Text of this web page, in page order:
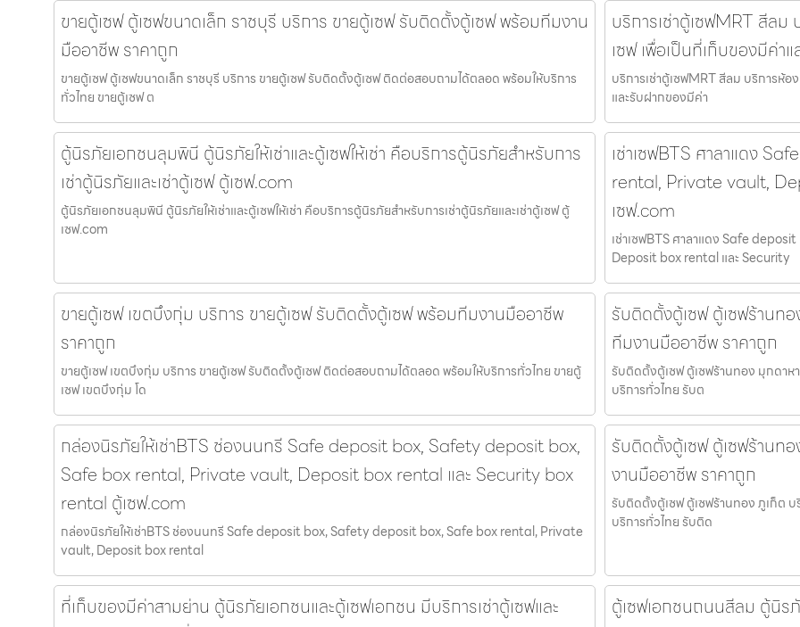
ขายตู้เซฟ ตู้เซฟขนาดเล็ก ราชบุรี บริการ ขายตู้เซฟ รับติดตั้งตู้เซฟ พร้อมทีมงาน
มืออาชีพ ราคาถูก
ขายตู้เซฟ ตู้เซฟขนาดเล็ก ราชบุรี บริการ ขายตู้เซฟ รับติดตั้งตู้เซฟ ติดต่อสอบถามได้ตลอด พร้อมให้บริการ
ทั่วไทย ขายตู้เซฟ ต
บริการเช่าตู้เซฟMRT สีลม
เซฟ เพื่อเป็นที่เก็บของมีค่า
บริการเช่าตู้เซฟMRT สีลม บริการห้
และรับฝากของมีค่า
ตู้นิรภัยเอกชนลุมพินี ตู้นิรภัยให้เช่าและตู้เซฟให้เช่า คือบริการตู้นิรภัยสำหรับการ
เช่าตู้นิรภัยและเช่าตู้เซฟ ตู้เซฟ.com
ตู้นิรภัยเอกชนลุมพินี ตู้นิรภัยให้เช่าและตู้เซฟให้เช่า คือบริการตู้นิรภัยสำหรับการเช่าตู้นิรภัยและเช่าตู้เซฟ ตู้
เซฟ.com
เช่าเซฟBTS ศาลาแดง
rental, Private vault,
เซฟ.com
เช่าเซฟBTS ศาลาแดง Safe
Deposit box rental และ Security
ขายตู้เซฟ เขตบึงกุ่ม บริการ ขายตู้เซฟ รับติดตั้งตู้เซฟ พร้อมทีมงานมืออาชีพ
ราคาถูก
ขายตู้เซฟ เขตบึงกุ่ม บริการ ขายตู้เซฟ รับติดตั้งตู้เซฟ ติดต่อสอบถามได้ตลอด พร้อมให้บริการทั่วไทย ขายตู้
เซฟ เขตบึงกุ่ม โด
รับติดตั้งตู้เซฟ ตู้เซฟร้านท
ทีมงานมืออาชีพ ราคาถูก
รับติดตั้งตู้เซฟ ตู้เซฟร้านทอง มุกดา
บริการทั่วไทย รับต
กล่องนิรภัยให้เช่าBTS ช่องนนทรี Safe deposit box, Safety deposit box,
Safe box rental, Private vault, Deposit box rental และ Security box
rental ตู้เซฟ.com
กล่องนิรภัยให้เช่าBTS ช่องนนทรี Safe deposit box, Safety deposit box, Safe box rental, Private
vault, Deposit box rental
รับติดตั้งตู้เซฟ ตู้เซฟร้านท
งานมืออาชีพ ราคาถูก
รับติดตั้งตู้เซฟ ตู้เซฟร้านทอง ภูเก็ต
บริการทั่วไทย รับติด
ที่เก็บของมีค่าสามย่าน ตู้นิรภัยเอกชนและตู้เซฟเอกชน มีบริการเช่าตู้เซฟและ
ตู้เซฟเอกชนถนนสีลม ตู้นิรภั